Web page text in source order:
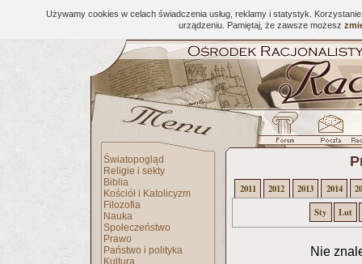
Używamy cookies w celach świadczenia usług, reklamy i statystyk.
urządzeniu. Pamiętaj, że zawsze możesz
Światopogląd
Religie i sekty
Biblia
Kościół i Katolicyzm
Filozofia
Nauka
Społeczeństwo
Prawo
Państwo i polityka
Kultura
2011 2012 2013 2014
Sty
Lut
Nie